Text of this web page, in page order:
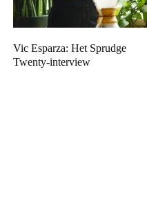
Vic Esparza: Het Sprudge
Twenty-interview